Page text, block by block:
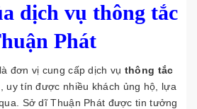
dịch vụ thông tắc
Phát
đơn vị cung cấp dịch vụ thông tắc
uy tín được nhiều khách ủng hộ, lựa
Sở dĩ Thuận Phát được tin tưởng